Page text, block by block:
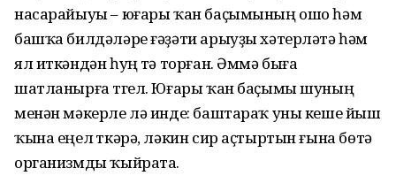
насарайыуы – юғары ҡан баҫымының ошо һәм
башҡа билдәләре ғәҙәти арыуҙы хәтерләтә һәм
ял иткәндән һуң үтә торған. Әммә быға
шатланырға түгел. Юғары ҡан баҫымы шуның
менән мәкерле лә инде: баштараҡ уны кеше йыш
ҡына еңел үткәрә, ләкин сир аҫтыртын ғына бөтә
организмды ҡыйрата.